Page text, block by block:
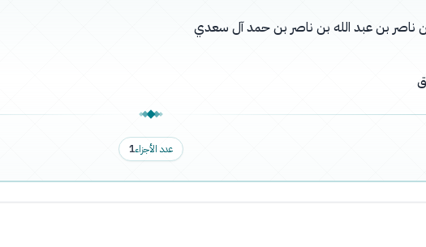
بن ناصر بن عبد الله بن ناصر بن حمد آل سعدي
عدد الأجزاء1